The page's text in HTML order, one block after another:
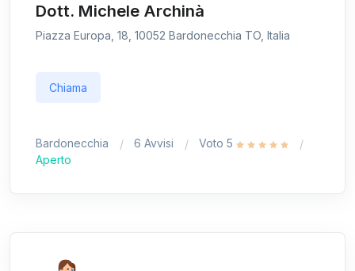
Dott. Michele Archinà
Piazza Europa, 18, 10052 Bardonecchia TO, Italia
Chiama
Bardonecchia 6 Avvisi
Voto 5
Aperto